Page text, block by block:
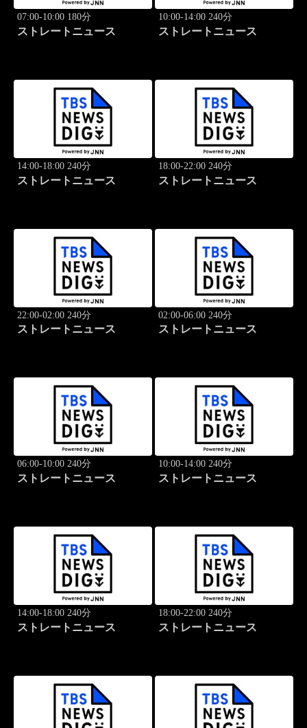
07:00-10:00 180分
ストレートニュース
10:00-14:00 240分
ストレートニュース
14:00-18:00 240分
ストレートニュース
18:00-22:00 240分
ストレートニュース
22:00-02:00 240分
ストレートニュース
02:00-06:00 240分
ストレートニュース
06:00-10:00 240分
ストレートニュース
10:00-14:00 240分
ストレートニュース
14:00-18:00 240分
ストレートニュース
18:00-22:00 240分
ストレートニュース